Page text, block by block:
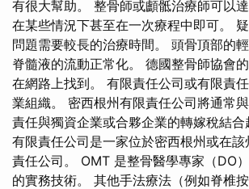
有很大幫助。 整骨師或顱骶治療師可以
在某些情況下甚至在一次療程中即可。 疑
問題需要較長的治療時間。 頭骨頂部的
脊髓液的流動正常化。 德國整骨師協會
在網路上找到。 有限責任公司或有限責
業組織。 密西根州有限責任公司將通常
責任與獨資企業或合夥企業的轉嫁稅結合
有限責任公司是一家位於密西根州或在
責任公司。 OMT 是整骨醫學專家（DO
的實務技術。 其他手法療法（例如脊椎